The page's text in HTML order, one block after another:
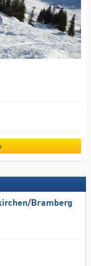
​Bramberg